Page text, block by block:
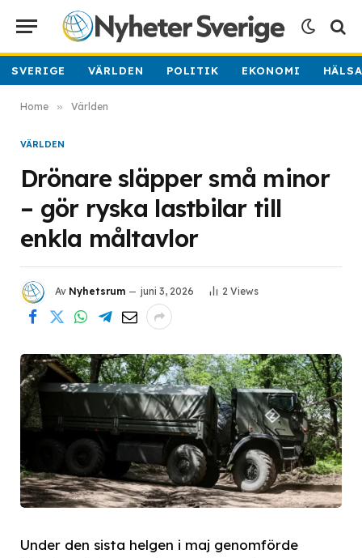
SVERIGE VÄRLDEN POLITIK EKONOMI
Home » Världen
VÄRLDEN
Drönare släpper små minor
– gör ryska lastbilar till
enkla måltavlor
Av Nyhetsrum juni 3, 2026 2 Views
Under den sista helgen i maj genomförde